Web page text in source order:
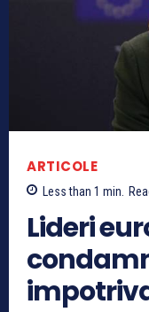
ARTICOLE
Less than 1 min.
Lideri